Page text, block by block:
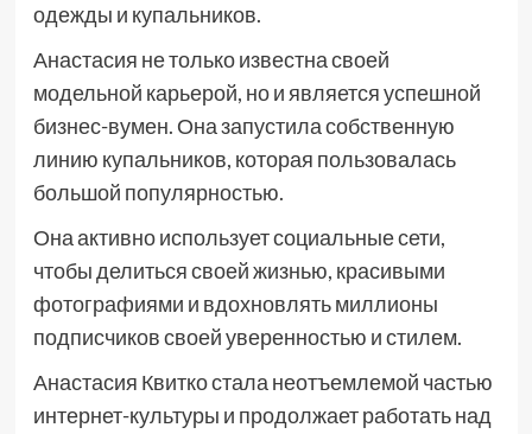
одежды и купальников.
Анастасия не только известна своей
модельной карьерой, но и является успешной
бизнес-вумен. Она запустила собственную
линию купальников, которая пользовалась
большой популярностью.
Она активно использует социальные сети,
чтобы делиться своей жизнью, красивыми
фотографиями и вдохновлять миллионы
подписчиков своей уверенностью и стилем.
Анастасия Квитко стала неотъемлемой частью
интернет-культуры и продолжает работать над